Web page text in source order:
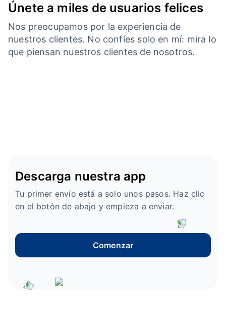
Únete a miles de usuarios felices
Nos preocupamos por la experiencia de
nuestros clientes. No confíes solo en mí: mira lo
que piensan nuestros clientes de nosotros.
Descarga nuestra app
Tu primer envío está a solo unos pasos. Haz clic
en el botón de abajo y empieza a enviar.
Comenzar